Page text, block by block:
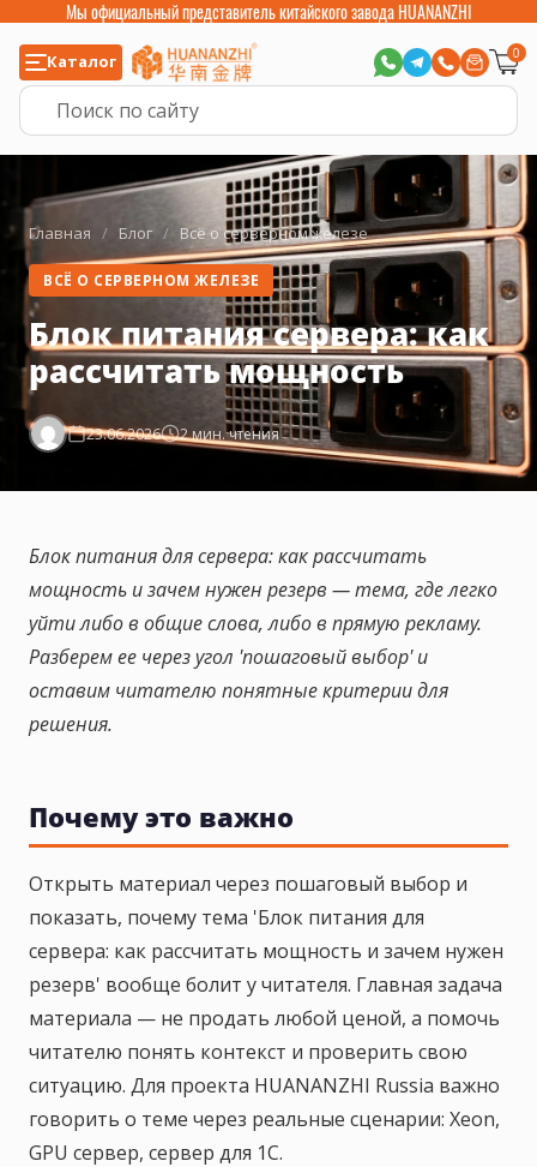
Мы официальный представитель китайского завода HUANANZHI
Каталог 0
Главная / Блог / Всё о серверном железе
ВСЁ О СЕРВЕРНОМ ЖЕЛЕЗЕ
Блок питания сервера: как
рассчитать мощность
23.06.2026 2 мин. чтения
Блок питания для сервера: как рассчитать
мощность и зачем нужен резерв — тема, где легко
уйти либо в общие слова, либо в прямую рекламу.
Разберем ее через угол 'пошаговый выбор' и
оставим читателю понятные критерии для
решения.
Почему это важно
Открыть материал через пошаговый выбор и
показать, почему тема 'Блок питания для
сервера: как рассчитать мощность и зачем нужен
резерв' вообще болит у читателя. Главная задача
материала — не продать любой ценой, а помочь
читателю понять контекст и проверить свою
ситуацию. Для проекта HUANANZHI Russia важно
говорить о теме через реальные сценарии: Xeon,
GPU сервер, сервер для 1С.